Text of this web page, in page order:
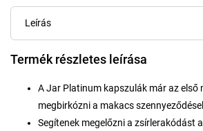
Leírás
Termék részletes leírása
A Jar Platinum kapszulák már az első
megbirkózni a makacs
Segítenek megelőzni a zsírlerakódást